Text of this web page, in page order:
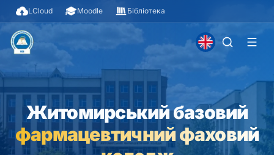
LCloud Moodle Бібліотека
Житомирський базовий
фармацевтичний фаховий